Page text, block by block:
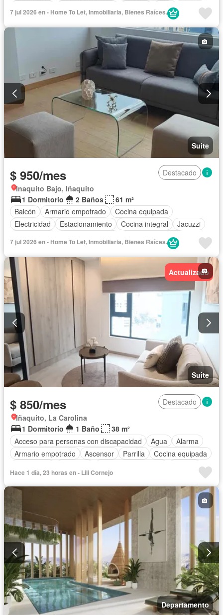
Agua
Conserje
Acceso para personas con discapacidad
Parrilla
Jardín Gimnasio
Ascensor
Piscina Sin amoblar
7 jul 2026 en - Home To Let, Inmobiliaria, Bienes Raíces.
Suite
$ 950/mes
Destacado
Inaquito Bajo, Iñaquito
1 Dormitorio
2 Baños
61 m²
Balcón
Armario empotrado
Cocina equipada
Electricidad
Estacionamiento Cocina integral
Jacuzzi
Cuarto de servicio
Terraza
Agua
Acceso para personas con discapacidad
Parrilla
Garita de guardianía
Ascensor
Gimnasio
Piscina Parcialmente amoblado
7 jul 2026 en - Home To Let, Inmobiliaria, Bienes Raíces.
Actualizado
Suite
$ 850/mes
Destacado
Iñaquito, La Carolina
1 Dormitorio
1 Baño
38 m²
Acceso para personas con discapacidad
Agua
Alarma
Armario empotrado
Ascensor Parrilla
Cocina equipada
Piscina
Seguridad Wifi Completamente amoblado
Hace 1 día, 23 horas en - Lili Cornejo
Departamento